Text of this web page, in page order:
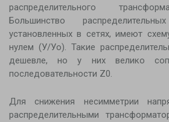
распределительного
Большинство
установленных в сетях, имеют
нулем (У/Уо). Такие
дешевле, но у них велико
последовательности Z0.
Для снижения несимметрии
распределительными